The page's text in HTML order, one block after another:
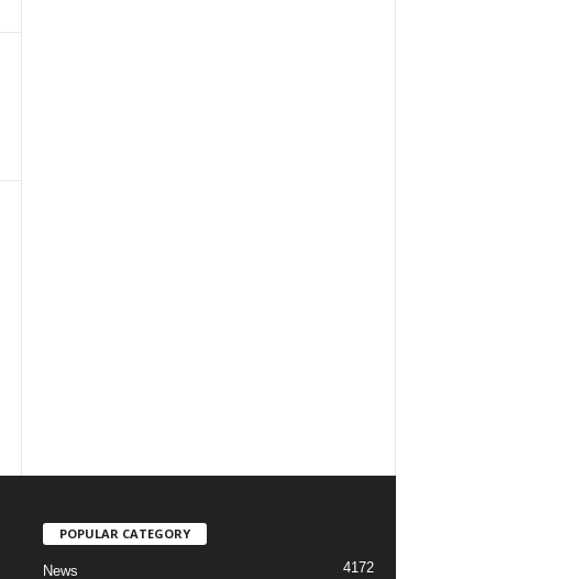
POPULAR CATEGORY
News 4172